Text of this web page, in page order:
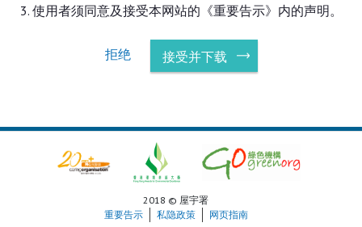
使用者须同意及接受本网站的《重要告示》内的声明。
拒绝 接受并下载
2018 © 屋宇署
重要告示
私隐政策 网页指南